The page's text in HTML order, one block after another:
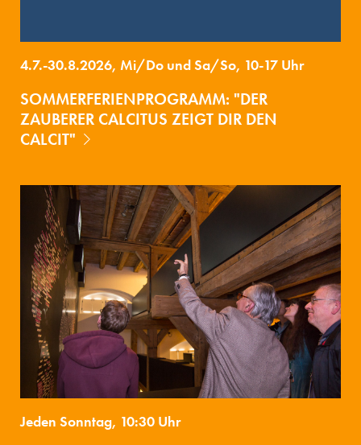
4.7.-30.8.2026, Mi/Do und Sa/So, 10-17 Uhr
SOMMERFERIENPROGRAMM: "DER
ZAUBERER CALCITUS ZEIGT DIR DEN
CALCIT"
Jeden Sonntag, 10:30 Uhr